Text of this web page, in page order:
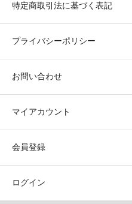
特定商取引法に基づく表記
プライバシーポリシー
お問い合わせ
マイアカウント
会員登録
ログイン